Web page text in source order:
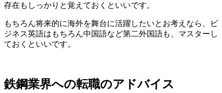
存在もしっかりと覚えておくといいです。
もちろん将来的に海外を舞台に活躍したいとお考えなら、
ビ
ジネス英語はもちろん中国語など第二外国語も、マスターし
ておくといいです。
鉄鋼業界への転職のアドバイス